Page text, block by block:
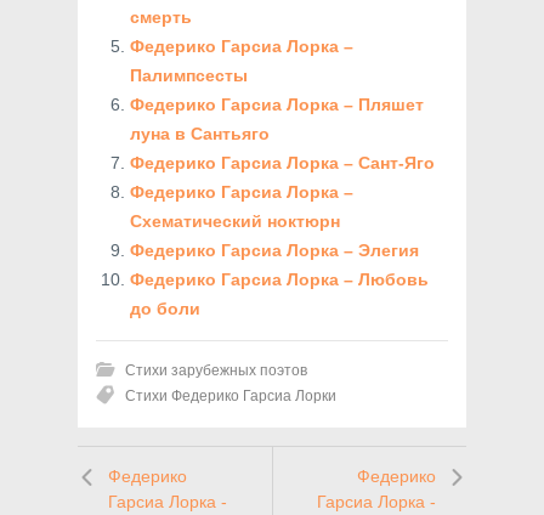
смерть
Федерико Гарсиа Лорка –
Палимпсесты
Федерико Гарсиа Лорка – Пляшет
луна в Сантьяго
Федерико Гарсиа Лорка – Сант-Яго
Федерико Гарсиа Лорка –
Схематический ноктюрн
Федерико Гарсиа Лорка – Элегия
Федерико Гарсиа Лорка – Любовь
до боли
Стихи зарубежных поэтов
Стихи Федерико Гарсиа Лорки
Федерико
Гарсиа Лорка -
Федерико
Гарсиа Лорка -